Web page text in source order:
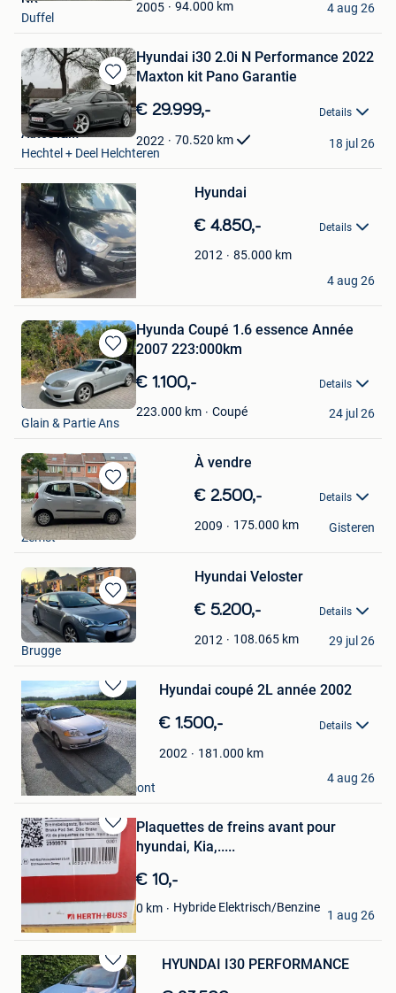
2005 94.000 km
Duffel
4 aug 26
Bewaren
in
Mijn
Favorieten
Hyundai i30 2.0i N Performance 2022
Maxton kit Pano Garantie
€ 29.999,- Details
2022 70.520 km
Auto's I&M
Hechtel + Deel Helchteren
18 jul 26
in
Mijn
Favorieten
Hyundai
€ 4.850,- Details
2012 85.000 km
Rico
Andrimont
4 aug 26
Bewaren
in
Mijn
Favorieten
Hyunda Coupé 1.6 essence Année
2007 223:000km
€ 1.100,- Details
223.000 km Coupé
ertius martik
Glain & Partie Ans
24 jul 26
Bewaren
in
Mijn
Favorieten
À vendre
€ 2.500,- Details
2009 175.000 km
Georges Alkhoury
Zemst
Gisteren
Bewaren
in
Mijn
Hyundai Veloster
€ 5.200,- Details
2012 108.065 km
Sara Syoen
Brugge
29 jul 26
Bewaren
in
Mijn
Favorieten
Hyundai coupé 2L année 2002
€ 1.500,- Details
2002 181.000 km
christian
Chapelle-Lez-Herlaimont
4 aug 26
Bewaren
in
Mijn
Favorieten
Plaquettes de freins avant pour
hyundai, Kia,.....
€ 10,-
0 km Hybride Elektrisch/Benzine
chance
Wayaux
1 aug 26
Bewaren
in
HYUNDAI I30 PERFORMANCE